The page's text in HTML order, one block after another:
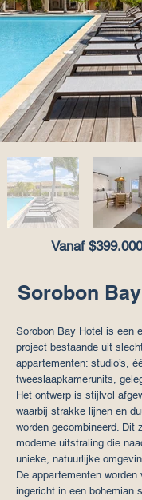
Vanaf
Sorobon
Sorobon Bay Hotel is een
project bestaande uit
appartementen: studio’s,
tweeslaapkamerunits,
Het ontwerp is stijlvol
waarbij strakke lijnen en
worden gecombineerd. Dit
moderne uitstraling die
unieke, natuurlijke
De appartementen
ingericht in een bohemian